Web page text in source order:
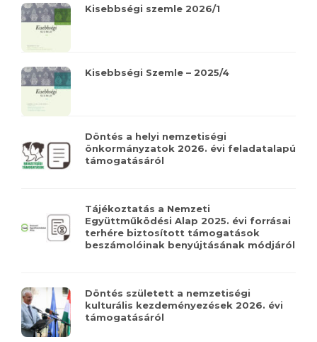
Kisebbségi szemle 2026/1
Kisebbségi Szemle – 2025/4
Döntés a helyi nemzetiségi
önkormányzatok 2026. évi feladatalapú
támogatásáról
Tájékoztatás a Nemzeti
Együttműködési Alap 2025. évi forrásai
terhére biztosított támogatások
beszámolóinak benyújtásának módjáról
Döntés született a nemzetiségi
kulturális kezdeményezések 2026. évi
támogatásáról